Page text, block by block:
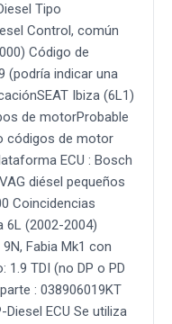
Tipo
Control, común
Código de
(podría indicar una
Ibiza (6L1)
de motorProbable
códigos de motor
ECU : Bosch
diésel pequeños
Coincidencias
6L (2002-2004)
Fabia Mk1 con
TDI (no DP o PD
: 038906019KT
ECU Se utiliza